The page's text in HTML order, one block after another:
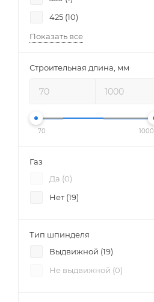
425 (10)
Показать все
Строительная длина, мм
70 1000
Газ
Да (0)
Нет (19)
Тип шпинделя
Выдвижной (19)
Не выдвижной (0)